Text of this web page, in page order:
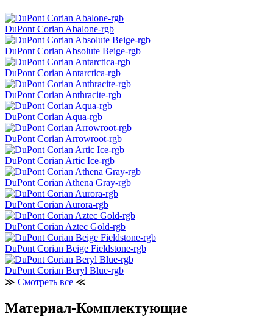
DuPont Corian Abalone-rgb
DuPont Corian Absolute Beige-rgb
DuPont Corian Antarctica-rgb
DuPont Corian Anthracite-rgb
DuPont Corian Aqua-rgb
DuPont Corian Arrowroot-rgb
DuPont Corian Artic Ice-rgb
DuPont Corian Athena Gray-rgb
DuPont Corian Aurora-rgb
DuPont Corian Aztec Gold-rgb
DuPont Corian Beige Fieldstone-rgb
DuPont Corian Beryl Blue-rgb
≫ Смотреть все ≪
Материал-Комплектующие